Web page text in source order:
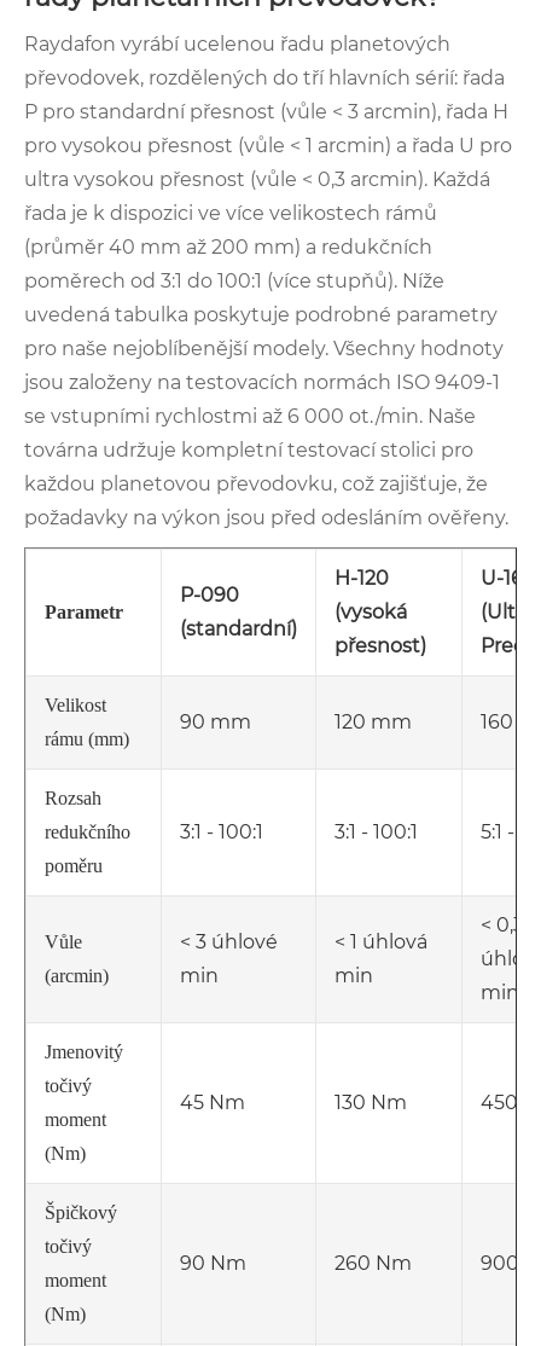
Raydafon vyrábí ucelenou řadu planetových
převodovek, rozdělených do tří hlavních sérií: řada
P pro standardní přesnost (vůle < 3 arcmin), řada H
pro vysokou přesnost (vůle < 1 arcmin) a řada U pro
ultra vysokou přesnost (vůle < 0,3 arcmin). Každá
řada je k dispozici ve více velikostech rámů
(průměr 40 mm až 200 mm) a redukčních
poměrech od 3:1 do 100:1 (více stupňů). Níže
uvedená tabulka poskytuje podrobné parametry
pro naše nejoblíbenější modely. Všechny hodnoty
jsou založeny na testovacích normách ISO 9409-1
se vstupními rychlostmi až 6 000 ot./min. Naše
továrna udržuje kompletní testovací stolici pro
každou planetovou převodovku, což zajišťuje, že
požadavky na výkon jsou před odesláním ověřeny.
Parametr
P-090
(standardní)
H-120
(vysoká
přesnost)
U-160
(Ultra
Velikost
rámu (mm)
90 mm 120 mm 160
Rozsah
redukčního
poměru
3:1 - 100:1 3:1 - 100:1 5:1 -
Vůle
(arcmin)
< 3 úhlové
min
< 1 úhlová
min
< 0,3
min
Jmenovitý
točivý
moment
(Nm)
45 Nm 130 Nm 450
Špičkový
točivý
moment
(Nm)
90 Nm 260 Nm 900